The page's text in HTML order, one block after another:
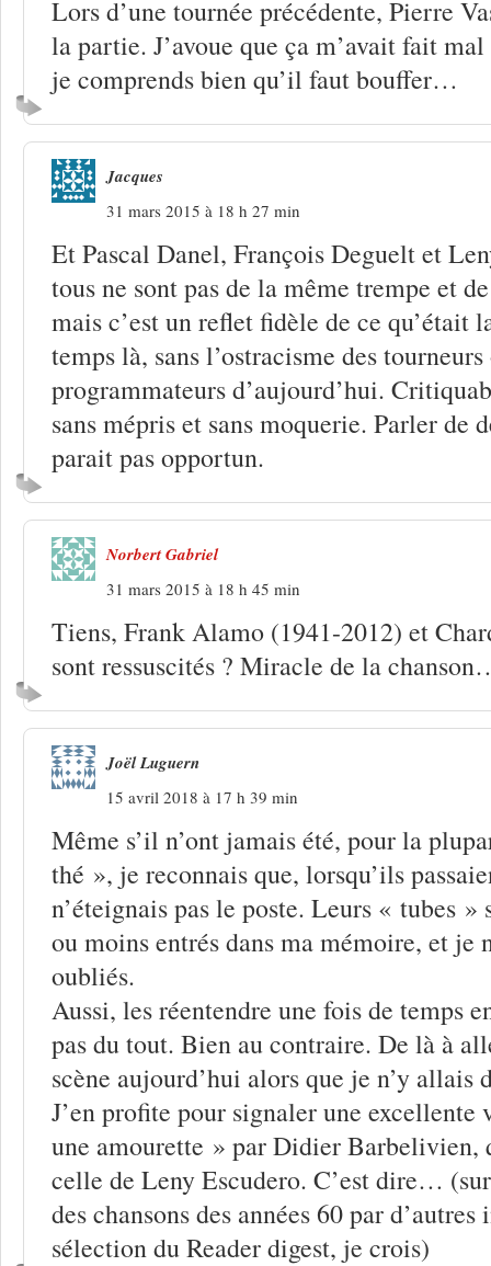
Lors d’une tournée précédente, Pierre
la partie. J’avoue que ça m’avait fait
je comprends bien qu’il faut bouffer…
Jacques
31 mars 2015 à 18 h 27 min
Et Pascal Danel, François Deguelt et
tous ne sont pas de la même trempe et
mais c’est un reflet fidèle de ce qu’était
temps là, sans l’ostracisme des tourneurs
programmateurs d’aujourd’hui.
sans mépris et sans moquerie. Parler de
parait pas opportun.
Norbert Gabriel
31 mars 2015 à 18 h 45 min
Tiens, Frank Alamo (1941-2012) et
sont ressuscités ? Miracle de la
Joël Luguern
15 avril 2018 à 17 h 39 min
Même s’il n’ont jamais été, pour la
thé », je reconnais que, lorsqu’ils
n’éteignais pas le poste. Leurs « tubes »
ou moins entrés dans ma mémoire, et je
oubliés.
Aussi, les réentendre une fois de temps
pas du tout. Bien au contraire. De là à
scène aujourd’hui alors que je n’y
J’en profite pour signaler une excellente
une amourette » par Didier
celle de Leny Escudero. C’est dire…
des chansons des années 60 par
sélection du Reader digest, je crois)